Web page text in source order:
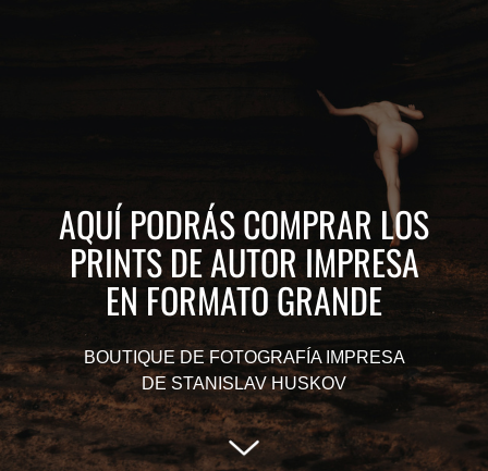
AQUÍ PODRÁS COMPRAR LOS
PRINTS DE AUTOR IMPRESA
EN FORMATO GRANDE
BOUTIQUE DE FOTOGRAFÍA IMPRESA
DE STANISLAV HUSKOV